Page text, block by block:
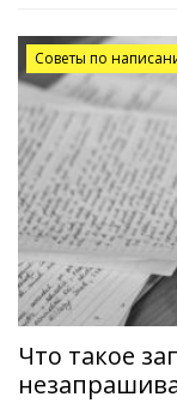
Советы по
Что такое